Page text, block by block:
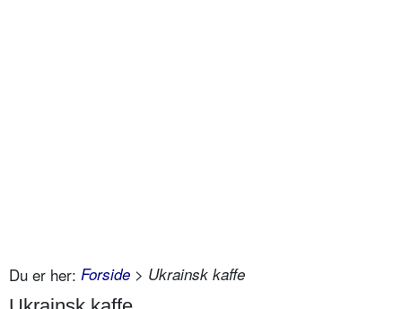
Du er her: Forside > Ukrainsk kaffe